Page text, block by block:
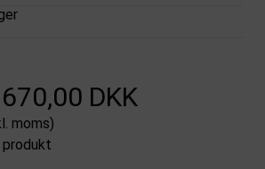
DKK
moms)
produkt